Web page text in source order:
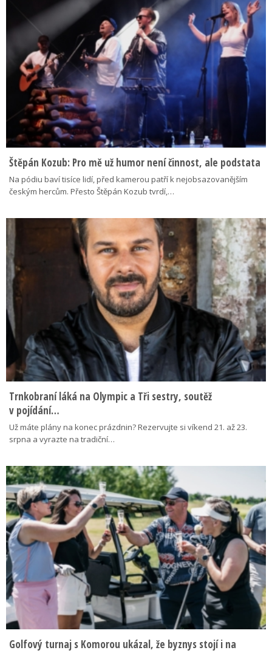
Štěpán Kozub: Pro mě už humor není činnost, ale podstata
Na pódiu baví tisíce lidí, před kamerou patří k nejobsazovanějším
českým hercům. Přesto Štěpán Kozub tvrdí,…
Trnkobraní láká na Olympic a Tři sestry, soutěž
v pojídání…
Už máte plány na konec prázdnin? Rezervujte si víkend 21. až 23.
srpna a vyrazte na tradiční…
Golfový turnaj s Komorou ukázal, že byznys stojí i na